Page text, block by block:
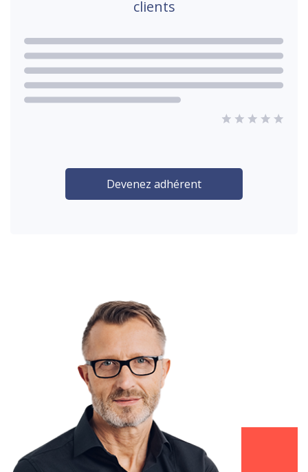
clients
Devenez adhérent